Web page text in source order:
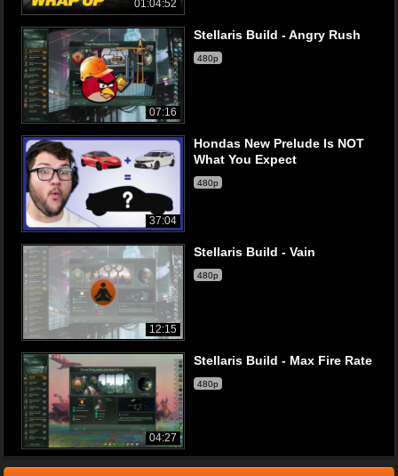
01:04:52
07:16
Stellaris Build - Angry Rush
480p
37:04
Hondas New Prelude Is NOT
What You Expect
480p
12:15
Stellaris Build - Vain
480p
04:27
Stellaris Build - Max Fire Rate
480p